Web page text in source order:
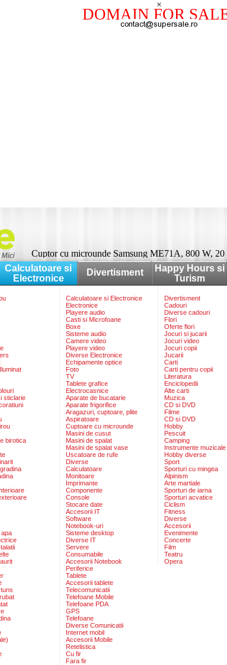
×
DOMAIN FOR
Cuptor cu microunde Samsung ME71A, 800 W,
Calculatoare si
Electronice
Divertisment
Happy Hours si
Turism
sticlarie
birotica
apa
Calculatoare si Electronice
Electronice
Playere audio
Casti si Microfoane
Boxe
Sisteme audio
Camere video
Playere video
Diverse Electronice
Echipamente optice
Foto
TV
Tablete grafice
Electrocasnice
Aparate de bucatarie
Aparate frigorifice
Aragazuri, cuptoare, plite
Aspiratoare
Cuptoare cu microunde
Masini de cusut
Masini de spalat
Masini de spalat vase
Uscatoare de rufe
Diverse
Calculatoare
Monitoare
Imprimante
Componente
Console
Stocare date
Accesorii IT
Software
Notebook-uri
Sisteme desktop
Diverse IT
Servere
Consumabile
Accesorii Notebook
Periferice
Tablete
Accesorii tablete
Telecomunicatii
Telefoane Mobile
Telefoane PDA
GPS
Telefoane
Diverse Comunicatii
Internet mobil
Accesorii Mobile
Retelistica
Cu fir
Fara fir
Divertisment
Cadouri
Diverse cadouri
Flori
Oferte flori
Jocuri si jucarii
Jocuri video
Jocuri copii
Jucarii
Carti
Carti pentru copii
Literatura
Enciclopedii
Alte carti
Muzica
CD si DVD
Filme
CD si DVD
Hobby
Pescuit
Camping
Instrumente muzicale
Hobby diverse
Sport
Sporturi cu mingea
Alpinism
Arte martiale
Sporturi de iarna
Sporturi acvatice
Ciclism
Fitness
Diverse
Accesorii
Evenimente
Concerte
Film
Teatru
Opera